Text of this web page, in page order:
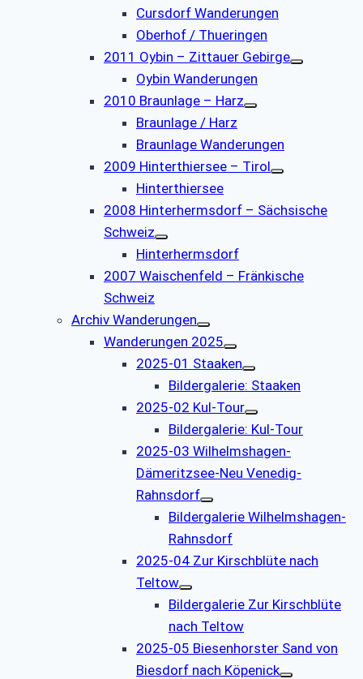
Cursdorf Wanderungen
Oberhof / Thueringen
2011 Oybin – Zittauer Gebirge
Oybin Wanderungen
2010 Braunlage – Harz
Braunlage / Harz
Braunlage Wanderungen
2009 Hinterthiersee – Tirol
Hinterthiersee
2008 Hinterhermsdorf – Sächsische
Schweiz
Hinterhermsdorf
2007 Waischenfeld – Fränkische
Schweiz
Archiv Wanderungen
Wanderungen 2025
2025-01 Staaken
Bildergalerie: Staaken
2025-02 Kul-Tour
Bildergalerie: Kul-Tour
2025-03 Wilhelmshagen-
Dämeritzsee-Neu Venedig-
Rahnsdorf
Bildergalerie Wilhelmshagen-
Rahnsdorf
2025-04 Zur Kirschblüte nach
Teltow
Bildergalerie Zur Kirschblüte
nach Teltow
2025-05 Biesenhorster Sand von
Biesdorf nach Köpenick